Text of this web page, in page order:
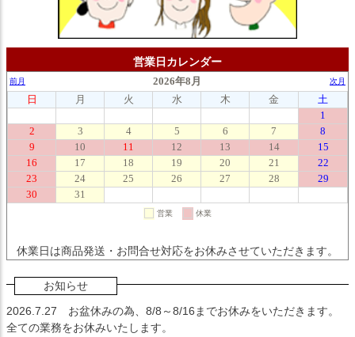
営業日カレンダー
休業日は商品発送・お問合せ対応をお休みさせていただきます。
お知らせ
2026.7.27 お盆休みの為、8/8～8/16までお休みをいただきます。
全ての業務をお休みいたします。